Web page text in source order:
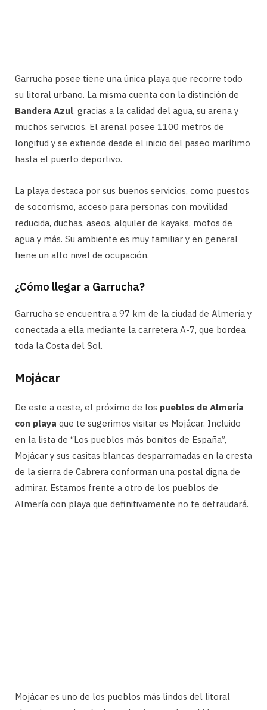
Garrucha posee tiene una única playa que recorre todo
su litoral urbano. La misma cuenta con la distinción de
Bandera Azul, gracias a la calidad del agua, su arena y
muchos servicios. El arenal posee 1100 metros de
longitud y se extiende desde el inicio del paseo marítimo
hasta el puerto deportivo.
La playa destaca por sus buenos servicios, como puestos
de socorrismo, acceso para personas con movilidad
reducida, duchas, aseos, alquiler de kayaks, motos de
agua y más. Su ambiente es muy familiar y en general
tiene un alto nivel de ocupación.
¿Cómo llegar a Garrucha?
Garrucha se encuentra a 97 km de la ciudad de Almería y
conectada a ella mediante la carretera A-7, que bordea
toda la Costa del Sol.
Mojácar
De este a oeste, el próximo de los pueblos de Almería
con playa que te sugerimos visitar es Mojácar. Incluido
en la lista de “Los pueblos más bonitos de España”,
Mojácar y sus casitas blancas desparramadas en la cresta
de la sierra de Cabrera conforman una postal digna de
admirar. Estamos frente a otro de los pueblos de
Almería con playa que definitivamente no te defraudará.
Mojácar es uno de los pueblos más lindos del litoral